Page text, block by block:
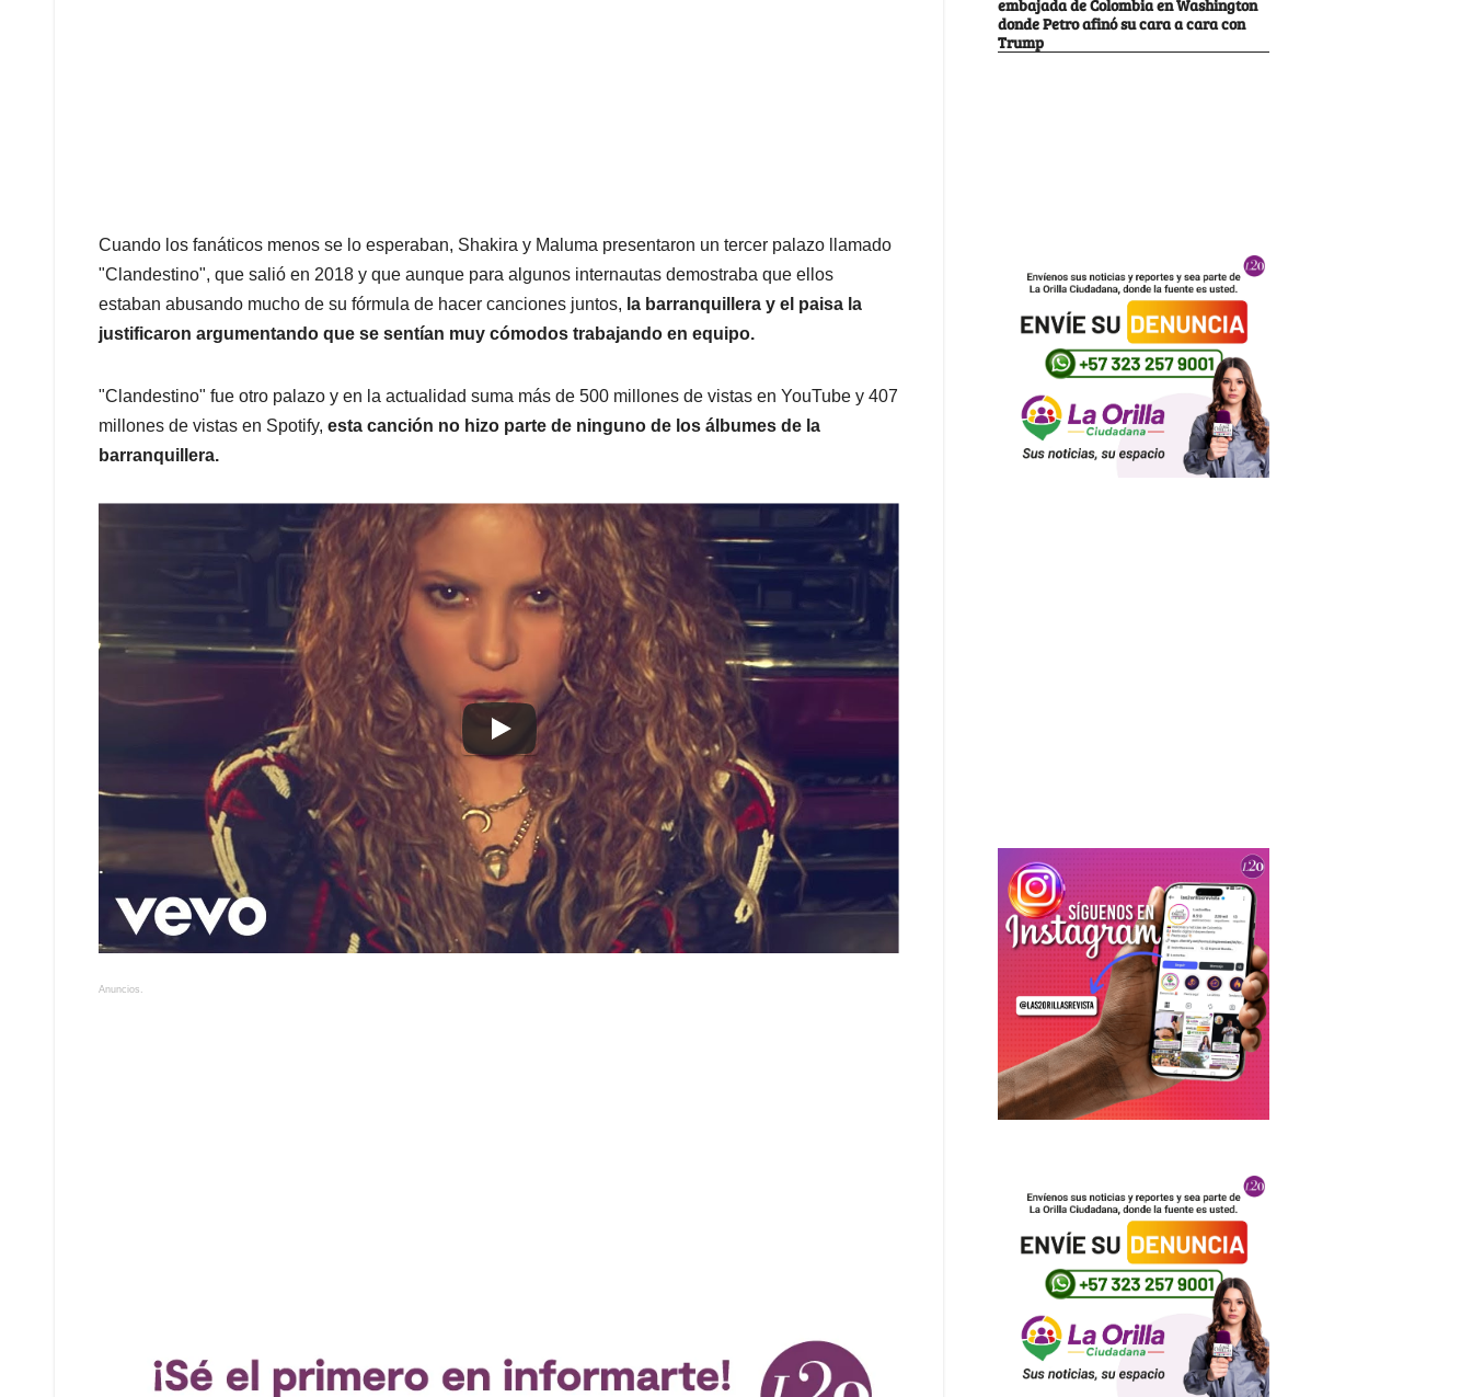
Cuando los fanáticos menos se lo esperaban, Shakira y Maluma presentaron un tercer palazo llamado
"Clandestino", que salió en 2018 y que aunque para algunos internautas demostraba que ellos
estaban abusando mucho de su fórmula de hacer canciones juntos, la barranquillera y el paisa la
justificaron argumentando que se sentían muy cómodos trabajando en equipo.
"Clandestino" fue otro palazo y en la actualidad suma más de 500 millones de vistas en YouTube y 407
millones de vistas en Spotify, esta canción no hizo parte de ninguno de los álbumes de la
barranquillera.
Anuncios.
donde Petro afinó su cara a cara con
Trump